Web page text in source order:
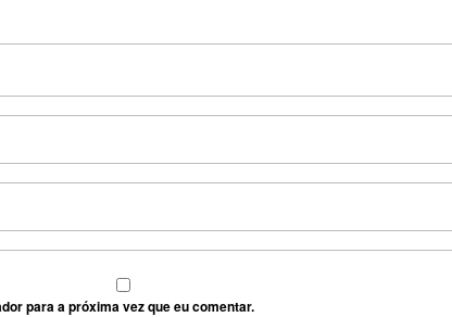
para a próxima vez que eu comentar.